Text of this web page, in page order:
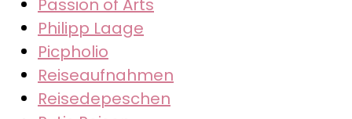
Passion of Arts
Philipp Laage
Picpholio
Reiseaufnahmen
Reisedepeschen